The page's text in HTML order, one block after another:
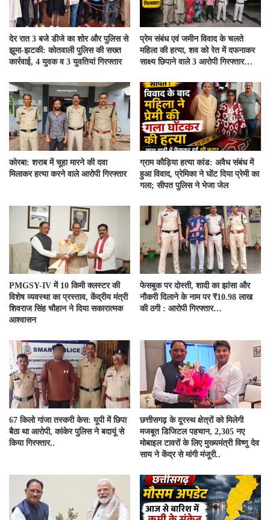
देर रात 3 बजे डीजे का शोर और पुलिस से
झूमा-झटकी: कोतवाली पुलिस की सख्त
कार्रवाई, 4 युवक व 3 युवतियां गिरफ्तार
प्रेम संबंध एवं जमीन विवाद के चलते
महिला की हत्या, शव को रेत में दफनाकर
साक्ष्य छिपाने वाले 3 आरोपी गिरफ्तार…
कोरबा: शराब में चूहा मारने की दवा
मिलाकर हत्या करने वाले आरोपी गिरफ्तार
ग्राम कौड़िया हत्या कांड: अवैध संबंध में
हुआ विवाद, प्रेमिका ने घोंट दिया प्रेमी का
गला; सीपत पुलिस ने भेजा जेल
PMGSY-IV में 10 किमी क्लस्टर की
विशेष व्यवस्था का प्रस्ताव, केंद्रीय मंत्री
शिवराज सिंह चौहान ने दिया सकारात्मक
आश्वासन
फेसबुक पर दोस्ती, शादी का झांसा और
नौकरी दिलाने के नाम पर ₹10.98 लाख
की ठगी : आरोपी गिरफ्तार…
67 किलो गांजा तस्करी केस: यूपी में छिपा
बैठा था आरोपी, कांकेर पुलिस ने बदायूं से
किया गिरफ्तार..
छत्तीसगढ़ के दूरस्थ क्षेत्रों को मिलेगी
मजबूत डिजिटल पहचान, 2,305 नए
मोबाइल टावरों के लिए मुख्यमंत्री विष्णु देव
साय ने केंद्र से मांगी मंजूरी..